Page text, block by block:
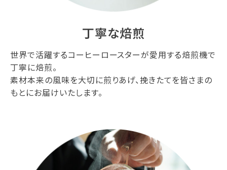
丁寧な焙煎
世界で活躍するコーヒーロースターが愛用する焙煎機で
丁寧に焙煎。
素材本来の風味を大切に煎りあげ、挽きたてを皆さまの
もとにお届けいたします。